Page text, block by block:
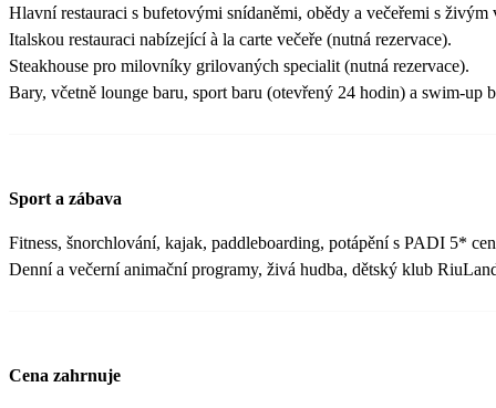
Hlavní restauraci s bufetovými snídaněmi, obědy a večeřemi s živým
Italskou restauraci nabízející à la carte večeře (nutná rezervace).
Steakhouse pro milovníky grilovaných specialit (nutná rezervace).
Bary, včetně lounge baru, sport baru (otevřený 24 hodin) a swim-up
Sport a zábava
Fitness, šnorchlování, kajak, paddleboarding, potápění s PADI 5*
Denní a večerní animační programy, živá hudba, dětský klub
Cena zahrnuje